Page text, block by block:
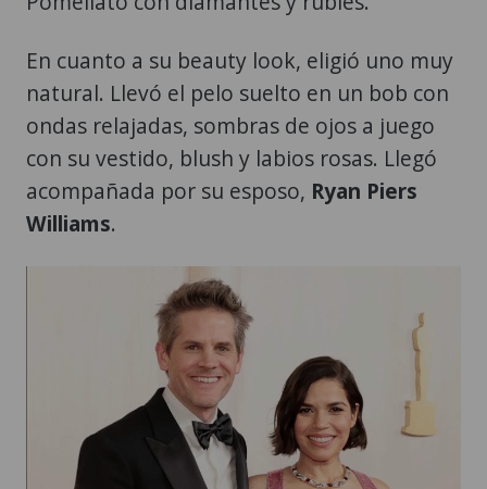
En cuanto a su beauty look, eligió uno muy
natural. Llevó el pelo suelto en un bob con
ondas relajadas, sombras de ojos a juego
con su vestido, blush y labios rosas. Llegó
acompañada por su esposo, Ryan Piers
Williams.